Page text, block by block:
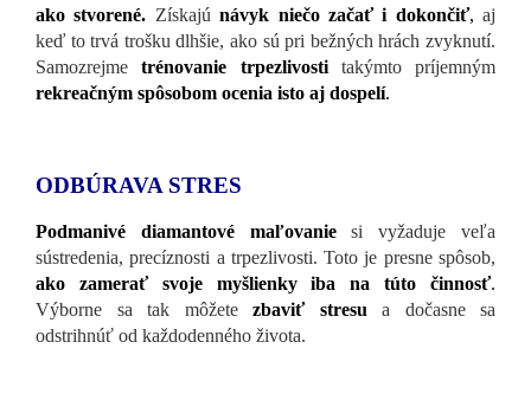
ako stvorené. Získajúnávyk niečo začať i dokončiť, aj
keď to trvá trošku dlhšie, ako sú pri bežných hrách zvyknutí.
Samozrejmetrénovanie trpezlivosti takýmto príjemným
rekreačným spôsobom ocenia isto aj dospelí.
ODBÚRAVA STRES
Podmanivé diamantové maľovaniesi vyžaduje veľa
sústredenia, precíznosti a trpezlivosti. Toto je presne spôsob,
ako zamerať svoje myšlienky iba na túto činnosť.
Výborne sa tak môžete zbaviť stresu a dočasne sa
odstrihnúť od každodenného života.